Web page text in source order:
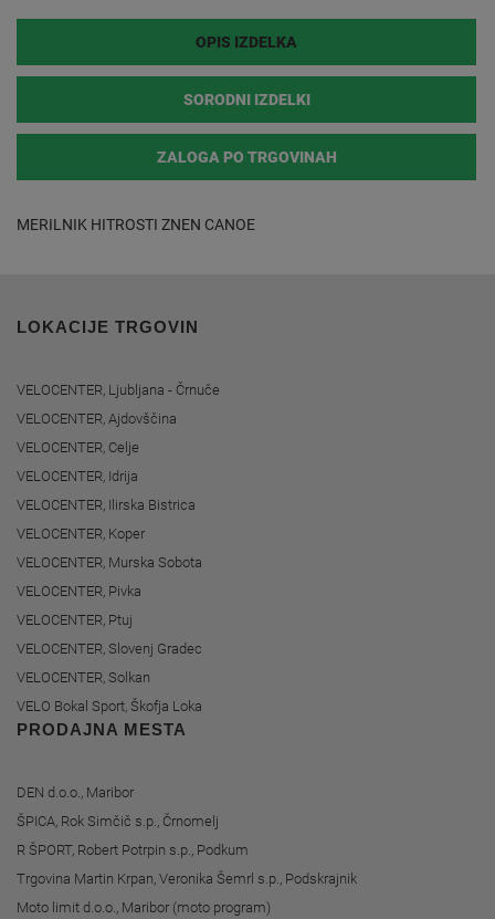
OPIS IZDELKA
SORODNI IZDELKI
ZALOGA PO TRGOVINAH
MERILNIK HITROSTI ZNEN CANOE
LOKACIJE TRGOVIN
VELOCENTER, Ljubljana - Črnuče
VELOCENTER, Ajdovščina
VELOCENTER, Celje
VELOCENTER, Idrija
VELOCENTER, Ilirska Bistrica
VELOCENTER, Koper
VELOCENTER, Murska Sobota
VELOCENTER, Pivka
VELOCENTER, Ptuj
VELOCENTER, Slovenj Gradec
VELOCENTER, Solkan
VELO Bokal Sport, Škofja Loka
PRODAJNA MESTA
DEN d.o.o., Maribor
ŠPICA, Rok Simčič s.p., Črnomelj
R ŠPORT, Robert Potrpin s.p., Podkum
Trgovina Martin Krpan, Veronika Šemrl s.p., Podskrajnik
Moto limit d.o.o., Maribor (moto program)